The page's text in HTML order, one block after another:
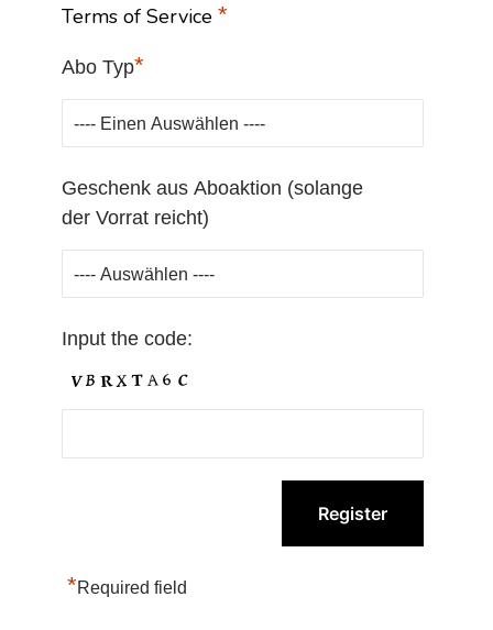
Terms of Service *
Abo Typ*
Geschenk aus Aboaktion (solange
der Vorrat reicht)
Input the code:
*Required field